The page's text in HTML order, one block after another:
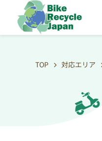
TOP 対応エリア